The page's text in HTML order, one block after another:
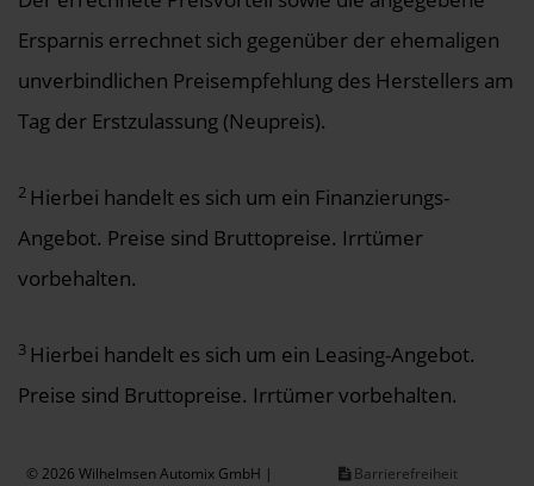
Ersparnis errechnet sich gegenüber der ehemaligen
unverbindlichen Preisempfehlung des Herstellers am
Tag der Erstzulassung (Neupreis).
2 Hierbei handelt es sich um ein Finanzierungs-
Angebot. Preise sind Bruttopreise. Irrtümer
vorbehalten.
3 Hierbei handelt es sich um ein Leasing-Angebot.
Preise sind Bruttopreise. Irrtümer vorbehalten.
Barrierefreiheit
© 2026 Wilhelmsen Automix GmbH |